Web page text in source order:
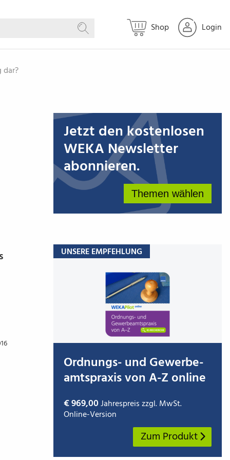
Shop Login
Jetzt den kostenlosen
WEKA Newsletter
abonnieren.
Themen wählen
UNSERE EMPFEHLUNG
Ordnungs- und Gewer­be­
amts­praxis von A-Z online
€ 969,00Jahrespreis zzgl. MwSt.
Online-Version
Zum Produkt